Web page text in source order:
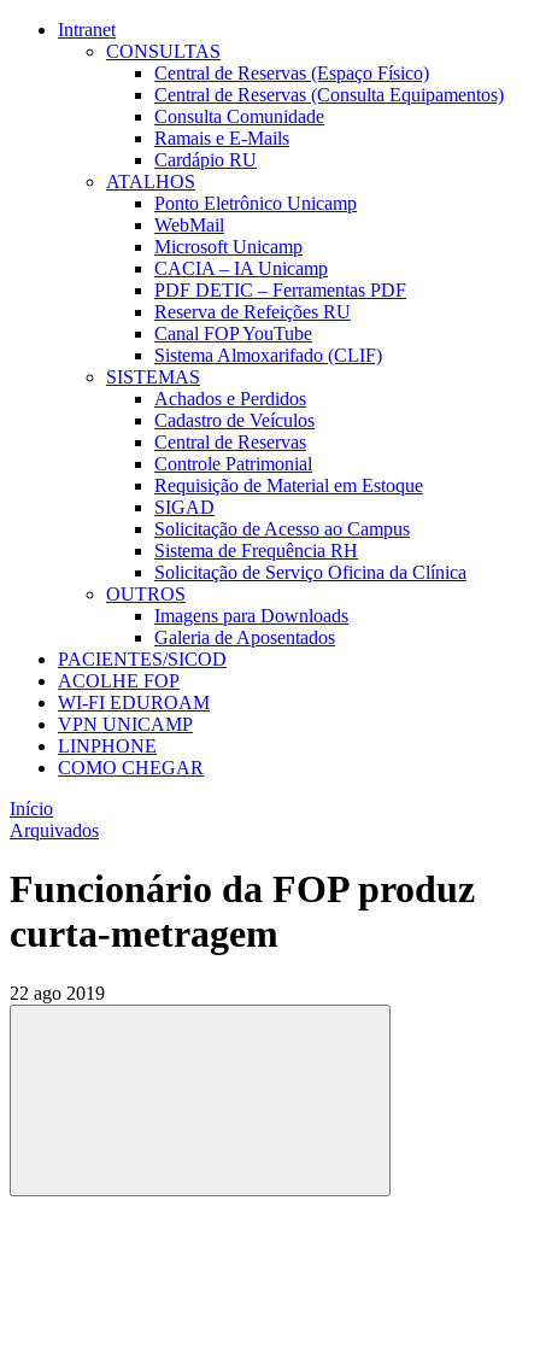
Intranet
CONSULTAS
Central de Reservas (Espaço Físico)
Central de Reservas (Consulta Equipamentos)
Consulta Comunidade
Ramais e E-Mails
Cardápio RU
ATALHOS
Ponto Eletrônico Unicamp
WebMail
Microsoft Unicamp
CACIA – IA Unicamp
PDF DETIC – Ferramentas PDF
Reserva de Refeições RU
Canal FOP YouTube
Sistema Almoxarifado (CLIF)
SISTEMAS
Achados e Perdidos
Cadastro de Veículos
Central de Reservas
Controle Patrimonial
Requisição de Material em Estoque
SIGAD
Solicitação de Acesso ao Campus
Sistema de Frequência RH
Solicitação de Serviço Oficina da Clínica
OUTROS
Imagens para Downloads
Galeria de Aposentados
PACIENTES/SICOD
ACOLHE FOP
WI-FI EDUROAM
VPN UNICAMP
LINPHONE
COMO CHEGAR
Início
Arquivados
Funcionário da FOP produz
curta-metragem
22 ago 2019
Compartilhar